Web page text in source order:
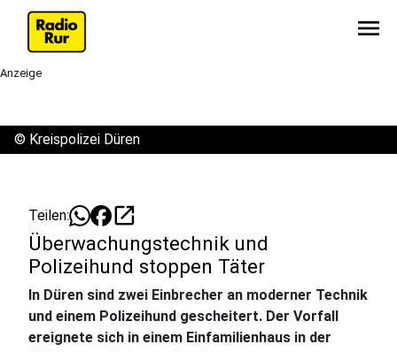
menu
Anzeige
© Kreispolizei Düren
Teilen: open_in_new
Überwachungstechnik und
Polizeihund stoppen Täter
In Düren sind zwei Einbrecher an moderner Technik
und einem Polizeihund gescheitert. Der Vorfall
ereignete sich in einem Einfamilienhaus in der